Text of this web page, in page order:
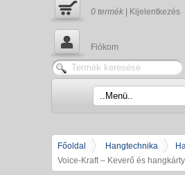
0 termék Kijelentkezés
Fiókom
Főoldal Hangtechnika
Voice-Kraft – Keverő és